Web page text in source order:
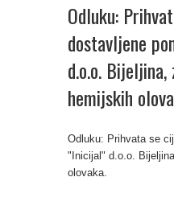
Odluku:
dostavljene
d.o.o. Bijeljina,
hemijskih
Odluku: Prihvata se
"Inicijal" d.o.o.
olovaka.